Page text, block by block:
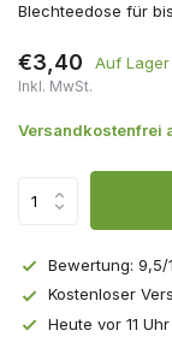
Blechteedose für
€3,40 Auf Lager
Inkl. MwSt.
Versandkostenfrei
Bewertung: 9,5/
Kostenloser
Heute vor 11